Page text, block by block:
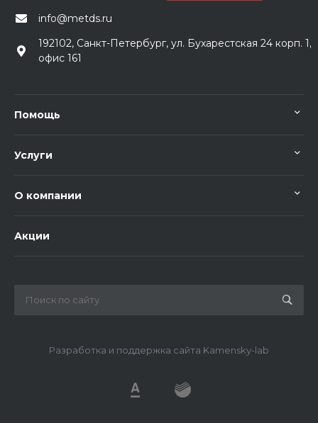
info@metds.ru
192102, Санкт-Петербург, ул. Бухарестская 24 корп. 1,
офис 161
Помощь
Услуги
О компании
Акции
Разработка и поддержка сайта Kamensky-lab